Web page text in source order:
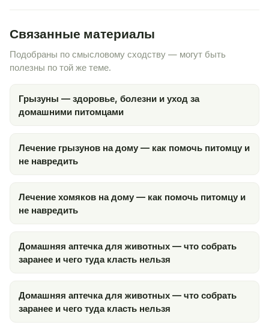
Связанные материалы
Подобраны по смысловому сходству — могут быть
полезны по той же теме.
Грызуны — здоровье, болезни и уход за
домашними питомцами
Лечение грызунов на дому — как помочь питомцу и
не навредить
Лечение хомяков на дому — как помочь питомцу и
не навредить
Домашняя аптечка для животных — что собрать
заранее и чего туда класть нельзя
Домашняя аптечка для животных — что собрать
заранее и чего туда класть нельзя